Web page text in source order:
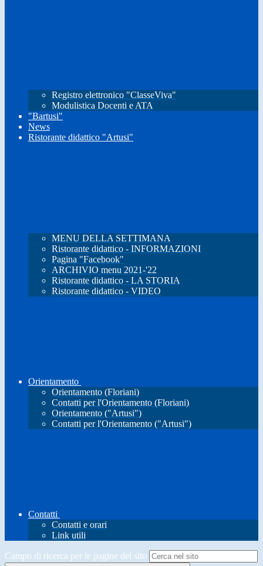
Registro elettronico "ClasseViva"
Modulistica Docenti e ATA
"Bartusi"
News
Ristorante didattico "Artusi"
MENU DELLA SETTIMANA
Ristorante didattico - INFORMAZIONI
Pagina "Facebook"
ARCHIVIO menu 2021-'22
Ristorante didattico - LA STORIA
Ristorante didattico - VIDEO
Orientamento
Orientamento (Floriani)
Contatti per l'Orientamento (Floriani)
Orientamento ("Artusi")
Contatti per l'Orientamento ("Artusi")
Contatti
Contatti e orari
Link utili
Campo di ricerca per le pagine del sito